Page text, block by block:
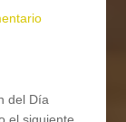
del Día